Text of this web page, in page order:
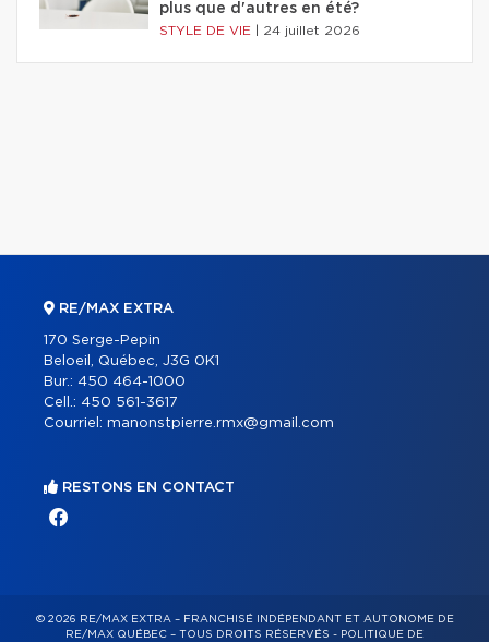
plus que d'autres en été?
STYLE DE VIE 24 juillet 2026
RE/MAX EXTRA
170 Serge-Pepin
Beloeil, Québec, J3G 0K1
Bur.: 450 464-1000
Cell.: 450 561-3617
Courriel: manonstpierre.rmx@gmail.com
RESTONS EN CONTACT
© 2026 RE/MAX EXTRA – FRANCHISÉ INDÉPENDANT ET AUTONOME DE
RE/MAX QUÉBEC – TOUS DROITS RÉSERVÉS - POLITIQUE DE